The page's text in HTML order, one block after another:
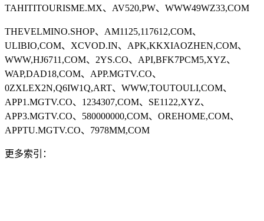
TAHITITOURISME.MX、AV520,PW、WWW49WZ33,COM
THEVELMINO.SHOP、AM1125,117612,COM、
ULIBIO,COM、XCVOD.IN、APK,KKXIAOZHEN,COM、
WWW,HJ6711,COM、2YS.CO、API,BFK7PCM5,XYZ、
WAP,DAD18,COM、APP.MGTV.CO、
0ZXLEX2N,Q6IW1Q,ART、WWW,TOUTOULI,COM、
APP1.MGTV.CO、1234307,COM、SE1122,XYZ、
APP3.MGTV.CO、580000000,COM、OREHOME,COM、
APPTU.MGTV.CO、7978MM,COM
更多索引：